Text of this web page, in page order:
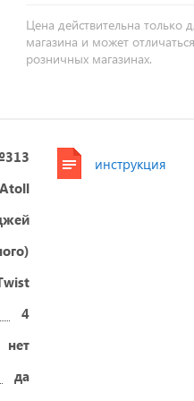
Цена действительна только
магазина и может
розничных магазинах.
Atoll
4
нет
да
инструкция